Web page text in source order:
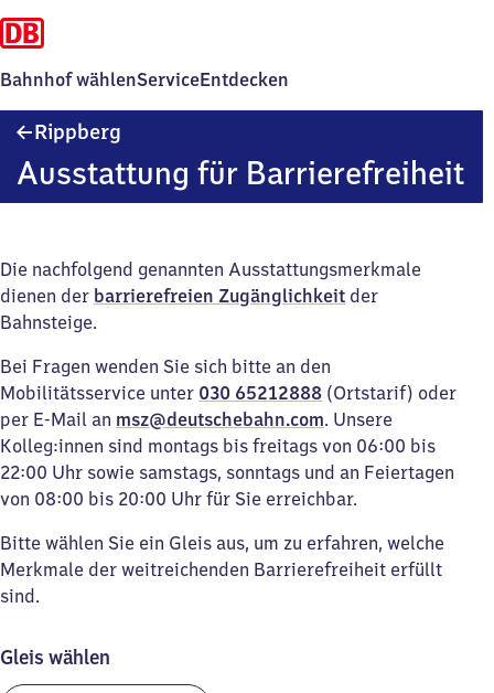
Bahnhof wählenServiceEntdecken
Rippberg
Ausstattung für Barrierefreiheit
Die nachfolgend genannten Ausstattungsmerkmale
dienen der barrierefreien Zugänglichkeit der
Bahnsteige.
Bei Fragen wenden Sie sich bitte an den
Mobilitätsservice unter 030 65212888 (Ortstarif) oder
per E-Mail an msz@deutschebahn.com. Unsere
Kolleg:innen sind montags bis freitags von 06:00 bis
22:00 Uhr sowie samstags, sonntags und an Feiertagen
von 08:00 bis 20:00 Uhr für Sie erreichbar.
Bitte wählen Sie ein Gleis aus, um zu erfahren, welche
Merkmale der weitreichenden Barrierefreiheit erfüllt
sind.
Gleis wählen